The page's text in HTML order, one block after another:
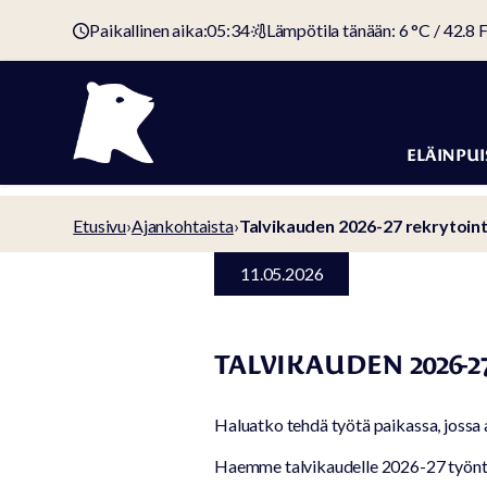
Paikallinen aika:05:34 Lämpötila tänään: 6 °C / 42.8 F
Eläimet
hyvinvointi
Suojelutyö
Etusivu›Ajankohtaista›Talvikauden 2026-27
11.05.2026
TALVIKAUDEN 2026-
Haluatko tehdä työtä paikassa,
Haemme talvikaudelle 2026-27